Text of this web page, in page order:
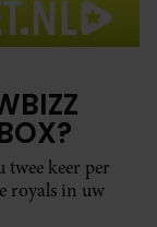
keer per
royals in uw